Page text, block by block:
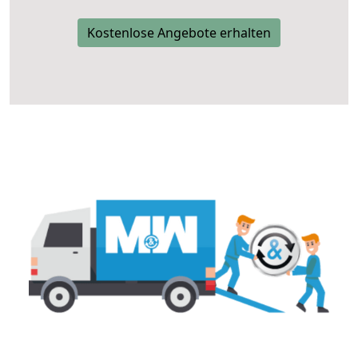
Kostenlose Angebote erhalten